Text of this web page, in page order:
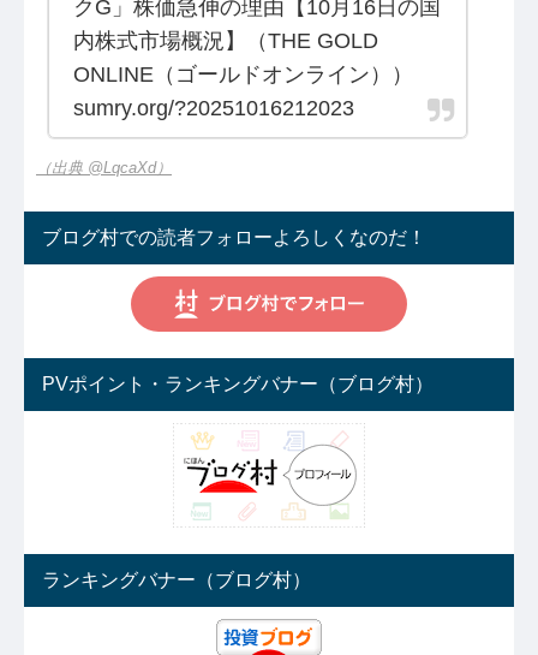
クG」株価急伸の理由【10月16日の国
内株式市場概況】（THE GOLD
ONLINE（ゴールドオンライン））
sumry.org/?20251016212023
（出典 @LqcaXd）
ブログ村での読者フォローよろしくなのだ！
PVポイント・ランキングバナー（ブログ村）
ランキングバナー（ブログ村）